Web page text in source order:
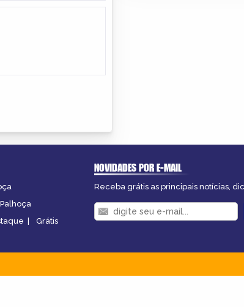
| Grátis
NOVIDADES POR E-MAIL
Receba grátis as principais notícias,